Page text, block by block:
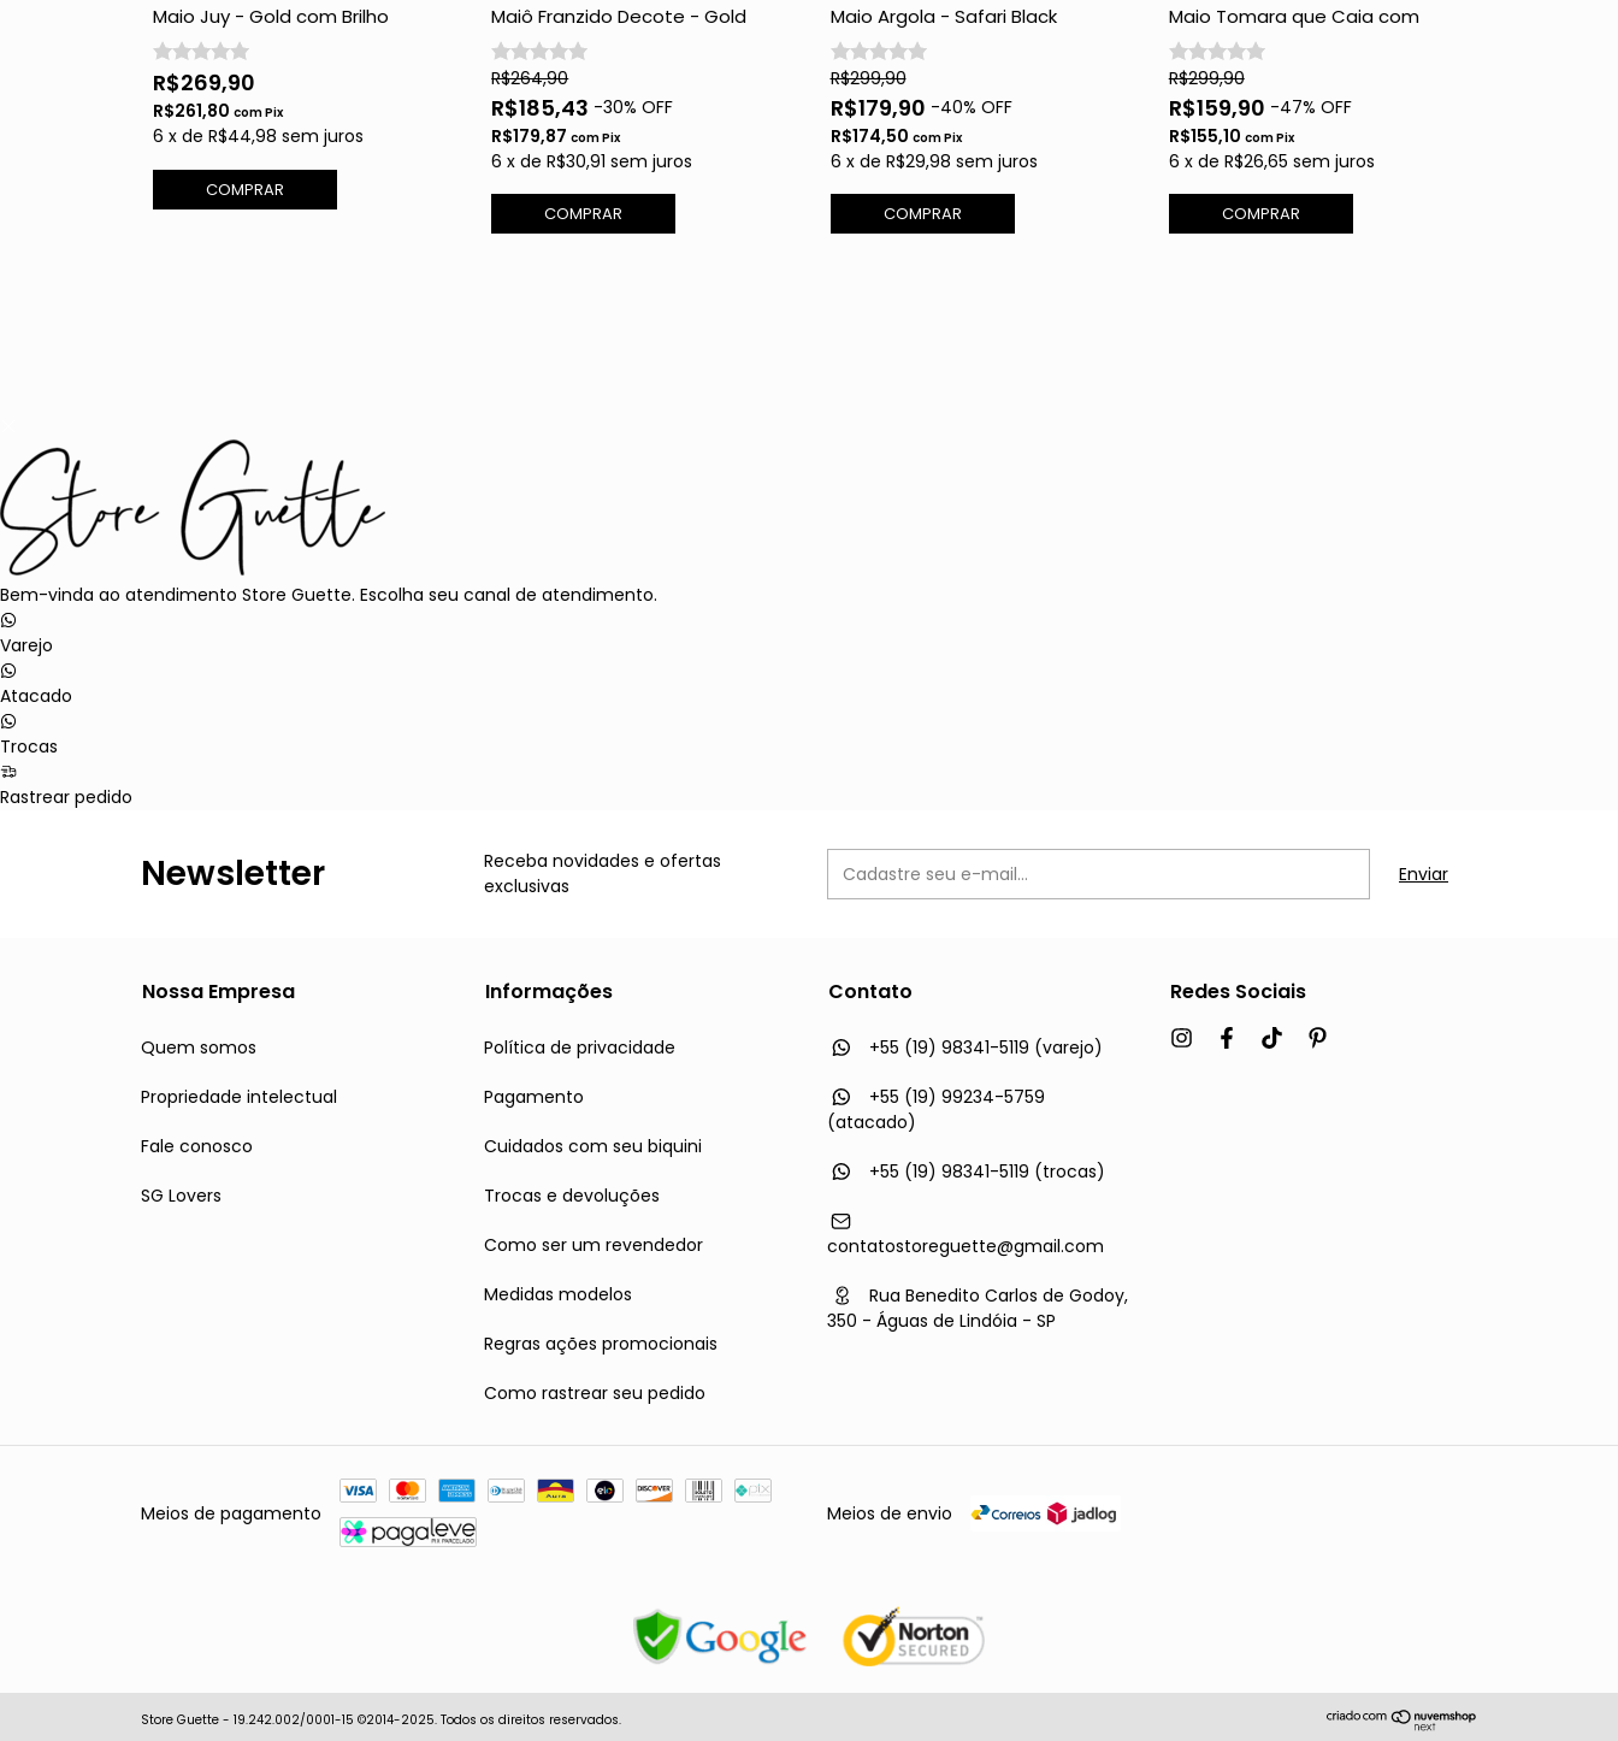
Maio Juy - Gold com Brilho
R$269,90
R$261,80 comPix
6 x de R$44,98 sem juros
COMPRAR
Maiô Franzido Decote - Gold
R$264,90
R$185,43 -30% OFF
R$179,87comPix
6 xdeR$30,91 sem juros
COMPRAR
Maio Argola - Safari Black
R$299,90
R$179,90 -40% OFF
R$174,50 comPix
6 x de R$29,98 sem juros
COMPRAR
Maio Tomara que Caia com
Concha - Tiffany
R$299,90
R$159,90 -47% OFF
R$155,10 comPix
6 x de R$26,65 sem juros
COMPRAR
Bem-vinda ao atendimento Store Guette. Escolha seu canal de atendimento.
Varejo
Atacado
Trocas
Rastrear pedido
Newsletter
Receba novidades e ofertas
exclusivas
Nossa Empresa
Quem somos
Propriedade intelectual
Fale conosco
SG Lovers
Informações
Política de privacidade
Pagamento
Cuidados com seu biquini
Trocas e devoluções
Como ser um revendedor
Medidas modelos
Regras ações promocionais
Como rastrear seu pedido
Contato
+55 (19) 98341-5119 (varejo)
+55 (19) 99234-5759
(atacado)
+55 (19) 98341-5119 (trocas)
contatostoreguette@gmail.com
Rua Benedito Carlos de Godoy,
350 - Águas de Lindóia - SP
Redes Sociais
Meios de pagamento Meios de envio
Store Guette - 19.242.002/0001-15 ©2014-2025. Todos os direitos reservados.